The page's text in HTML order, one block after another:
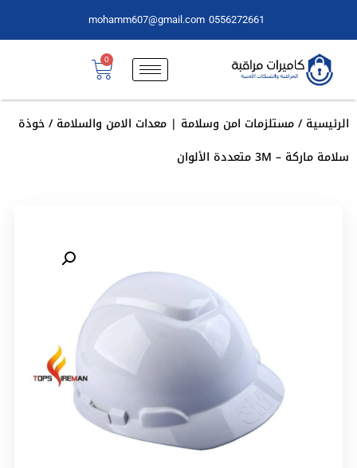
0556272661
mohamm607@gmail.com
0
الرئيسية/مستلزمات امن وسلامة | معدات الامن والسلامة/ خوذة
سلامة ماركة – 3M متعددة الألوان